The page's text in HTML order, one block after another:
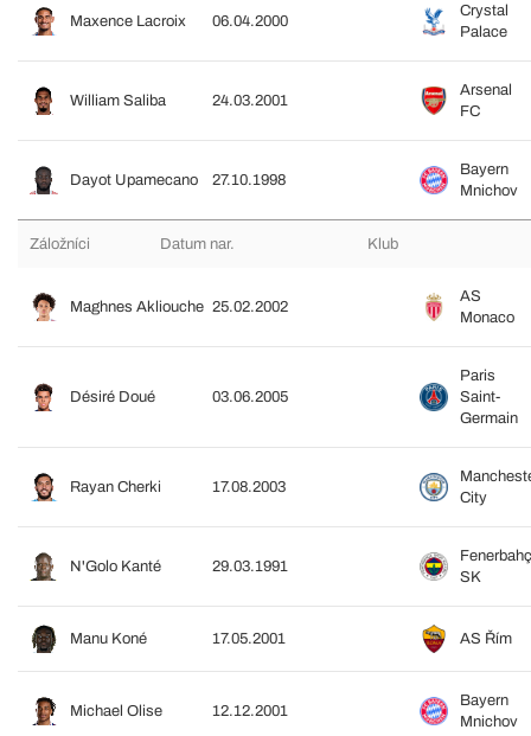
Maxence Lacroix 06.04.2000
Crystal
Palace
William Saliba 24.03.2001
Arsenal
FC
Dayot Upamecano 27.10.1998
Bayern
Mnichov
Záložníci Datum nar. Klub
Maghnes Akliouche 25.02.2002
AS
Monaco
Désiré Doué 03.06.2005
Paris
Saint-
Germain
Rayan Cherki 17.08.2003
City
N'Golo Kanté 29.03.1991
SK
Manu Koné 17.05.2001 AS Řím
Michael Olise 12.12.2001
Bayern
Mnichov